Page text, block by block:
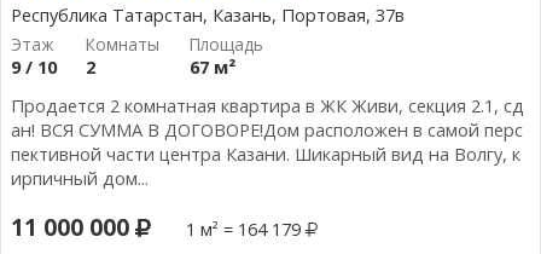
Республика Татарстан, Казань, Портовая, 37в
9 / 10 2
67 м²
Продается 2 комнатная квартира в ЖК Живи, секция 2.1, сд
ан! ВСЯ СУММА В ДОГОВОРЕ!Дом расположен в самой перс
пективной части центра Казани. Шикарный вид на Волгу, к
ирпичный дом...
11 000 000 1 м² = 164 179